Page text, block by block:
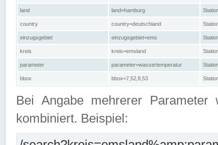
land land=hamburg
country country=deutschland
einzugsgebiet einzugsgebiet=ems
kreis kreis=emsland
parameter parameter=wassertemperatur
bbox bbox=7,52,8,53
Bei Angabe mehrerer Parameter
kombiniert. Beispiel: